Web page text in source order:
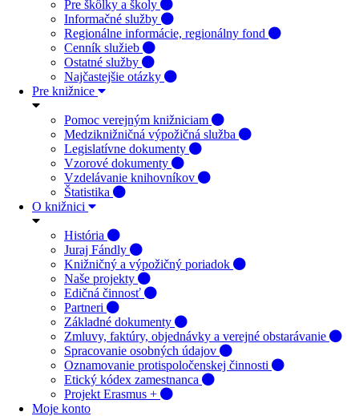
Pre škôlky a školy
Informačné služby
Regionálne informácie, regionálny fond
Cenník služieb
Ostatné služby
Najčastejšie otázky
Pre knižnice
Pomoc verejným knižniciam
Medziknižničná výpožičná služba
Legislatívne dokumenty
Vzorové dokumenty
Vzdelávanie knihovníkov
Štatistika
O knižnici
História
Juraj Fándly
Knižničný a výpožičný poriadok
Naše projekty
Edičná činnosť
Partneri
Základné dokumenty
Zmluvy, faktúry, objednávky a verejné obstarávanie
Spracovanie osobných údajov
Oznamovanie protispoločenskej činnosti
Etický kódex zamestnanca
Projekt Erasmus +
Moje konto